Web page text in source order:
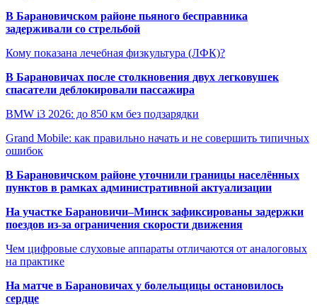
В Барановичском районе пьяного бесправника
задерживали со стрельбой
Кому показана лечебная физкультура (ЛФК)?
В Барановичах после столкновения двух легковушек
спасатели деблокировали пассажира
BMW i3 2026: до 850 км без подзарядки
Grand Mobile: как правильно начать и не совершить типичных
ошибок
В Барановичском районе уточнили границы населённых
пунктов в рамках административной актуализации
На участке Барановичи–Минск зафиксированы задержки
поездов из-за ограничения скорости движения
Чем цифровые слуховые аппараты отличаются от аналоговых
на практике
На матче в Барановичах у болельщицы остановилось
сердце